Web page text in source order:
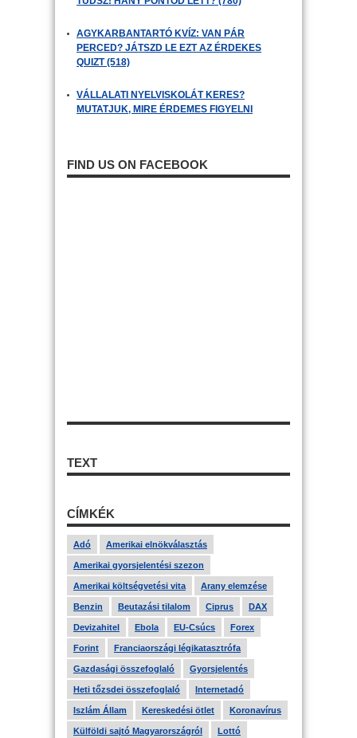
AGYKARBANTARTÓ KVÍZ: VAN PÁR
PERCED? JÁTSZD LE EZT AZ ÉRDEKES
QUIZT (518)
VÁLLALATI NYELVISKOLÁT KERES?
MUTATJUK, MIRE ÉRDEMES FIGYELNI
FIND US ON FACEBOOK
TEXT
CÍMKÉK
Adó Amerikai elnökválasztás
Amerikai gyorsjelentési szezon
Amerikai költségvetési vita Arany elemzése
Benzin Beutazási tilalom Ciprus DAX
Devizahitel Ebola EU-Csúcs Forex
Forint Franciaországi légikatasztrófa
Gazdasági összefoglaló Gyorsjelentés
Heti tőzsdei összefoglaló Internetadó
Iszlám Állam Kereskedési ötlet Koronavírus
Külföldi sajtó Magyarországról Lottó